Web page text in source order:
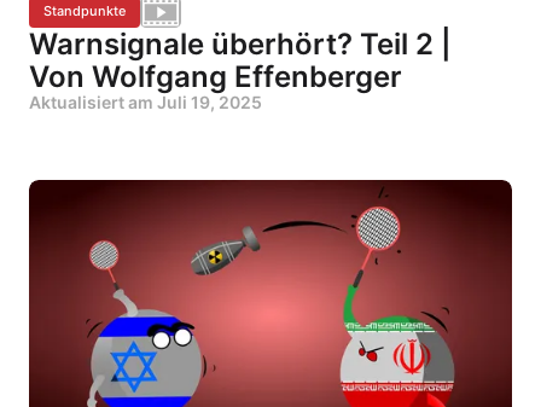
Standpunkte
Warnsignale überhört? Teil 2 |
Von Wolfgang Effenberger
Aktualisiert am Juli 19, 2025